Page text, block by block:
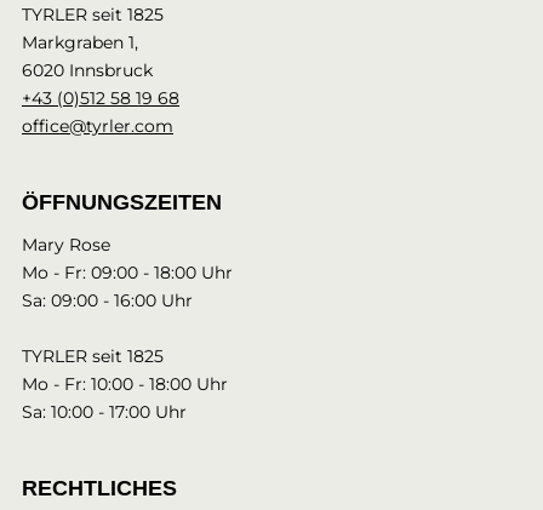
TYRLER seit 1825
Markgraben 1,
6020 Innsbruck
+43 (0)512 58 19 68
office@tyrler.com
ÖFFNUNGSZEITEN
Mary Rose
Mo - Fr: 09:00 - 18:00 Uhr
Sa: 09:00 - 16:00 Uhr
TYRLER seit 1825
Mo - Fr: 10:00 - 18:00 Uhr
Sa: 10:00 - 17:00 Uhr
RECHTLICHES